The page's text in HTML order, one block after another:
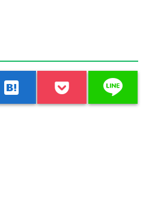
hatenabookmark line